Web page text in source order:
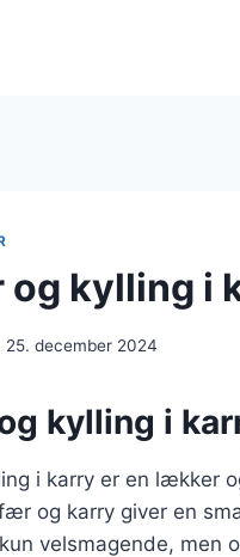
kylling i
25. december 2024
kylling i
i karry er en lækker
og karry giver en
velsmagende,